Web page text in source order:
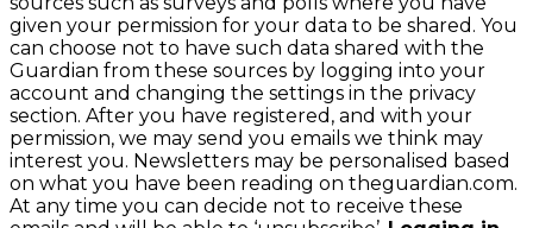
given your permission for your data to be shared. You
can choose not to have such data shared with the
Guardian from these sources by logging into your
account and changing the settings in the privacy
section. After you have registered, and with your
permission, we may send you emails we think may
interest you. Newsletters may be personalised based
on what you have been reading on theguardian.com.
At any time you can decide not to receive these